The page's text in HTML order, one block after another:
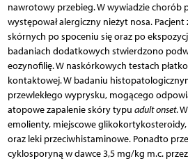
nawrotowy przebieg. W wywiadzie chorób
występował alergiczny nieżyt nosa. Pacjent
skórnych po spoceniu się oraz po
badaniach dodatkowych stwierdzono
eozynofilię. W naskórkowych testach
kontaktowej. W badaniu
przewlekłego wyprysku, mogącego
atopowe zapalenie skóry typu adult onset.
emolienty, miejscowe
oraz leki przeciwhistaminowe. Ponadto
cyklosporyną w dawce 3,5 mg/kg m.c.